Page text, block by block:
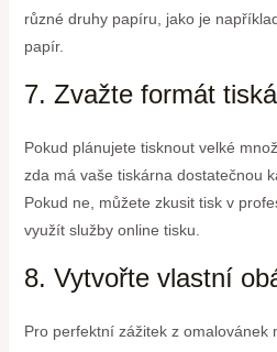
různé druhy papíru, jako je
papír.
7. Zvažte formát
Pokud plánujete tisknout velké
zda má vaše tiskárna dostatečnou
Pokud ne, můžete zkusit tisk v
využít služby online tisku.
8. Vytvořte vlastní
Pro perfektní zážitek z omalovánek